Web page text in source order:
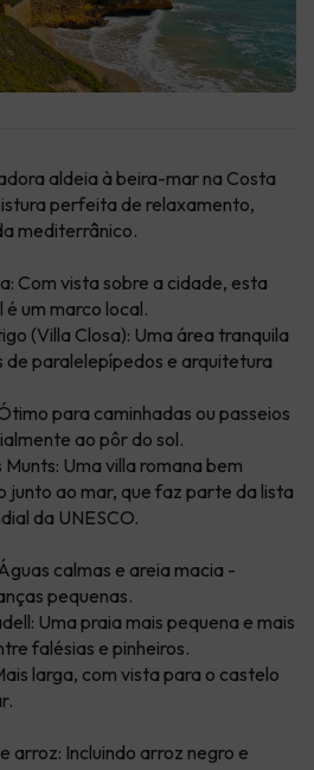
aldeia à beira-mar na Costa
perfeita de relaxamento,
mediterrânico.
Com vista sobre a cidade, esta
um marco local.
(Villa Closa): Uma área tranquila
de paralelepípedos e arquitetura
para caminhadas ou passeios
ao pôr do sol.
Uma villa romana bem
junto ao mar, que faz parte da lista
da UNESCO.
calmas e areia macia -
pequenas.
Uma praia mais pequena e mais
falésias e pinheiros.
larga, com vista para o castelo
arroz: Incluindo arroz negro e